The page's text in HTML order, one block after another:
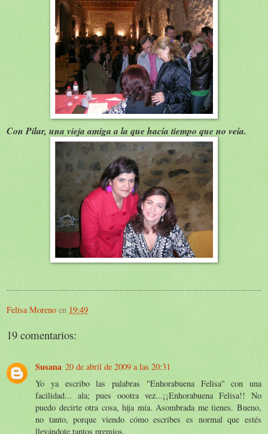
Con Pilar, una vieja amiga a la que hacía tiempo que no veía.
Felisa Moreno en 19:49
19 comentarios:
Susana 20 de abril de 2009 a las 20:31
Yo ya escribo las palabras "Enhorabuena Felisa" con una
facilidad... ala; pues oootra vez...¡¡Enhorabuena Felisa!! No
puedo decirte otra cosa, hija mía. Asombrada me tienes. Bueno,
no tanto, porque viendo cómo escribes es normal que estés
llevándote tantos premios.